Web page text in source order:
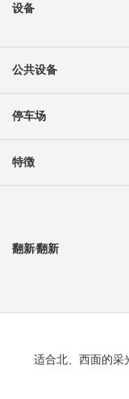
设备
公共设备
停车场
特徴
翻新⁄翻新
适合北、西面的采